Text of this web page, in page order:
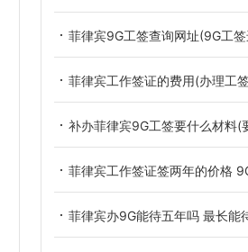
菲律宾9G工签查询网址(9G工
菲律宾工作签证的费用(办理工
补办菲律宾9G工签要什么材料(
菲律宾工作签证签两年的价格
菲律宾办9G能待五年吗 最长能